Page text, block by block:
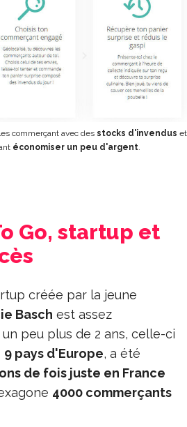
commerçant avec des stocks d'invendus et
économiser un peu d'argent.
Go, startup et
créée par la jeune
Basch est assez
peu plus de 2 ans, celle-ci
9 pays d'Europe, a été
de fois juste en France
4000 commerçants